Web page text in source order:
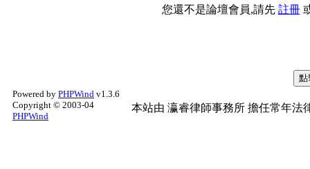
您還不是論壇會員,請先 註冊
Powered by PHPWind v1.3.6
Copyright © 2003-04
PHPWind
本站由 瀛睿律師事務所 擔任常年法